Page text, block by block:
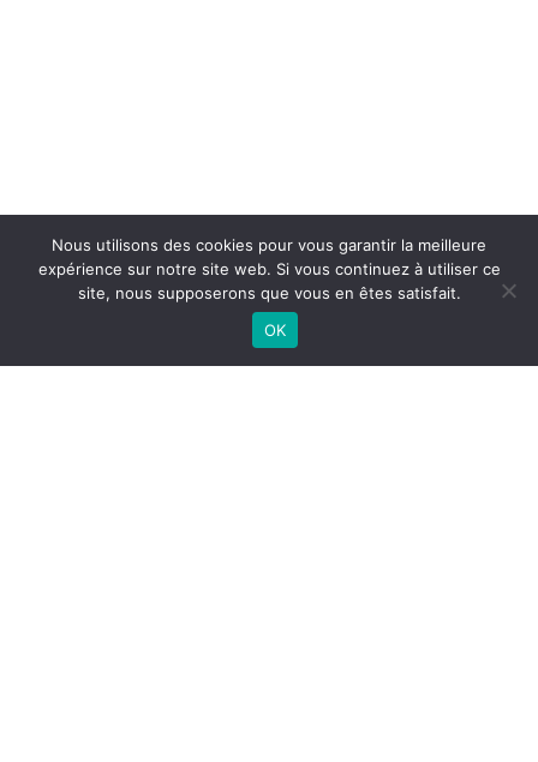
Nous utilisons des cookies pour vous garantir la meilleure
expérience sur notre site web. Si vous continuez à utiliser ce
site, nous supposerons que vous en êtes satisfait.
OK